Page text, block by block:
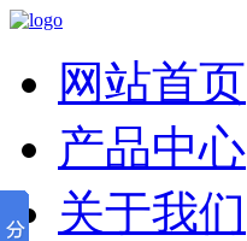
网站首页
产品中心
关于我们